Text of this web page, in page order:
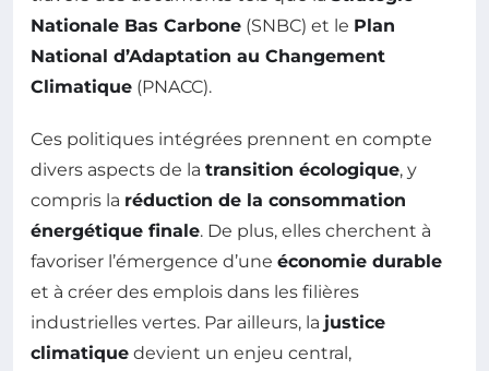
Nationale Bas Carbone (SNBC) et le Plan
National d’Adaptation au Changement
Climatique (PNACC).
Ces politiques intégrées prennent en compte
divers aspects de la transition écologique, y
compris la réduction de la consommation
énergétique finale. De plus, elles cherchent à
favoriser l’émergence d’une économie durable
et à créer des emplois dans les filières
industrielles vertes. Par ailleurs, la justice
climatique devient un enjeu central,